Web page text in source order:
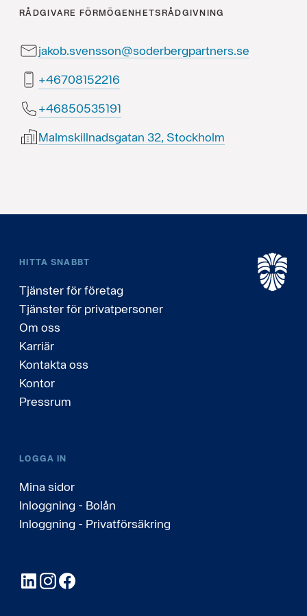
RÅDGIVARE FÖRMÖGENHETSRÅDGIVNING
jakob.svensson@soderbergpartners.se
61225180764+
19153505864+
Malmskillnadsgatan 32, Stockholm
HITTA SNABBT
Tjänster för företag
Tjänster för privatpersoner
Om oss
Karriär
Kontakta oss
Kontor
Pressrum
LOGGA IN
Mina sidor
Inloggning - Bolån
Inloggning - Privatförsäkring
LinkedInInstagram